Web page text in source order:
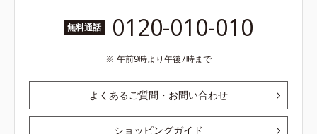
無料通話 0120-010-010
午前9時より午後7時まで
よくあるご質問・お問い合わせ
ショッピングガイド